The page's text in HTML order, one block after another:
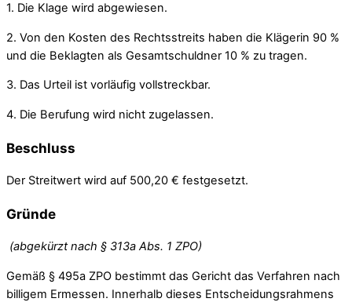
1. Die Klage wird abgewiesen.
2. Von den Kosten des Rechtsstreits haben die Klägerin 90 %
und die Beklagten als Gesamtschuldner 10 % zu tragen.
3. Das Urteil ist vorläufig vollstreckbar.
4. Die Berufung wird nicht zugelassen.
Beschluss
Der Streitwert wird auf 500,20 € festgesetzt.
Gründe
(abgekürzt nach § 313a Abs. 1 ZPO)
Gemäß § 495a ZPO bestimmt das Gericht das Verfahren nach
billigem Ermessen. Innerhalb dieses Entscheidungsrahmens